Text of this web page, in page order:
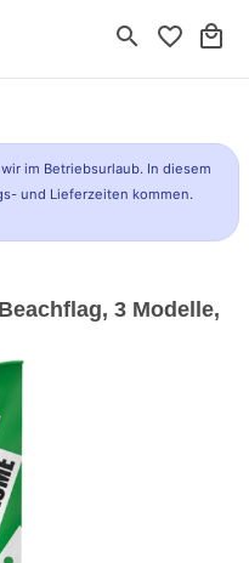
search favorite_border local_mall
im Betriebsurlaub. In diesem
und Lieferzeiten kommen.
3 Modelle,